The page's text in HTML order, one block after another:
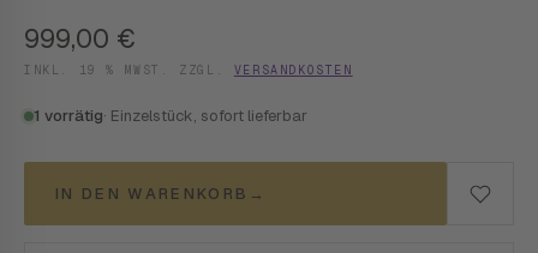
999,00 €
INKL. 19 % MWST. ZZGL. VERSANDKOSTEN
1 vorrätig· Einzelstück, sofort lieferbar
IN DEN WARENKORB →